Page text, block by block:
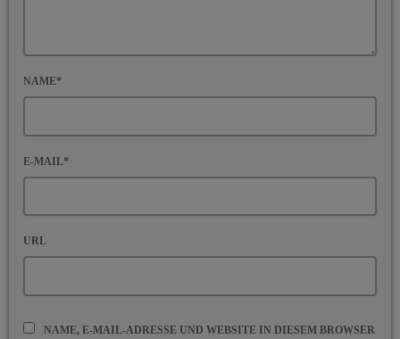
NAME*
E-MAIL*
URL
NAME, E-MAIL-ADRESSE UND WEBSITE IN DIESEM BROWSER